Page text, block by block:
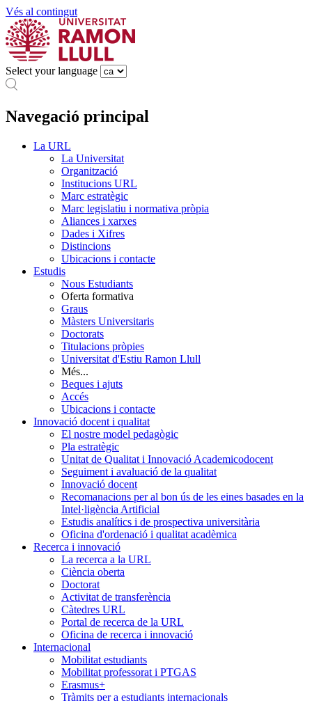
Vés al contingut
Select your language
Navegació principal
La URL
La Universitat
Organització
Institucions URL
Marc estratègic
Marc legislatiu i normativa pròpia
Aliances i xarxes
Dades i Xifres
Distincions
Ubicacions i contacte
Estudis
Nous Estudiants
Oferta formativa
Graus
Màsters Universitaris
Doctorats
Titulacions pròpies
Universitat d'Estiu Ramon Llull
Més...
Beques i ajuts
Accés
Ubicacions i contacte
Innovació docent i qualitat
El nostre model pedagògic
Pla estratègic
Unitat de Qualitat i Innovació Academicodocent
Seguiment i avaluació de la qualitat
Innovació docent
Recomanacions per al bon ús de les eines basades en la
Intel·ligència Artificial
Estudis analítics i de prospectiva universitària
Oficina d'ordenació i qualitat acadèmica
Recerca i innovació
La recerca a la URL
Ciència oberta
Doctorat
Activitat de transferència
Càtedres URL
Portal de recerca de la URL
Oficina de recerca i innovació
Internacional
Mobilitat estudiants
Mobilitat professorat i PTGAS
Erasmus+
Tràmits per a estudiants internacionals